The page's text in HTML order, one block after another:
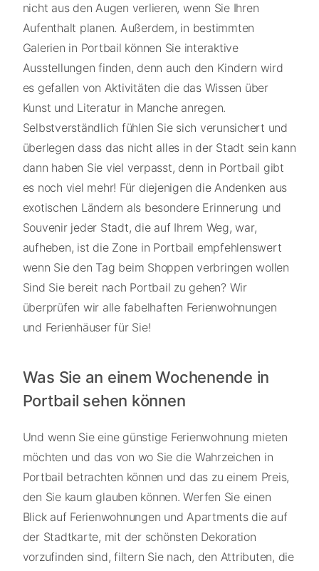
nicht aus den Augen verlieren, wenn Sie Ihren
Aufenthalt planen. Außerdem, in bestimmten
Galerien in Portbail können Sie interaktive
Ausstellungen finden, denn auch den Kindern wird
es gefallen von Aktivitäten die das Wissen über
Kunst und Literatur in Manche anregen.
Selbstverständlich fühlen Sie sich verunsichert und
überlegen dass das nicht alles in der Stadt sein kann
dann haben Sie viel verpasst, denn in Portbail gibt
es noch viel mehr! Für diejenigen die Andenken aus
exotischen Ländern als besondere Erinnerung und
Souvenir jeder Stadt, die auf Ihrem Weg, war,
aufheben, ist die Zone in Portbail empfehlenswert
wenn Sie den Tag beim Shoppen verbringen wollen
Sind Sie bereit nach Portbail zu gehen? Wir
überprüfen wir alle fabelhaften Ferienwohnungen
und Ferienhäuser für Sie!
Was Sie an einem Wochenende in
Portbail sehen können
Und wenn Sie eine günstige Ferienwohnung mieten
möchten und das von wo Sie die Wahrzeichen in
Portbail betrachten können und das zu einem Preis,
den Sie kaum glauben können. Werfen Sie einen
Blick auf Ferienwohnungen und Apartments die auf
der Stadtkarte, mit der schönsten Dekoration
vorzufinden sind, filtern Sie nach, den Attributen, die